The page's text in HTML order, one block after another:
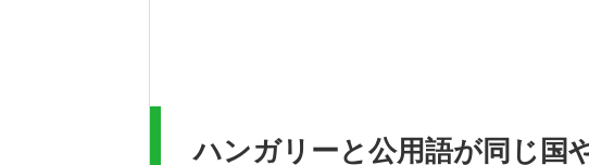
ハンガリーと公用語が同じ国